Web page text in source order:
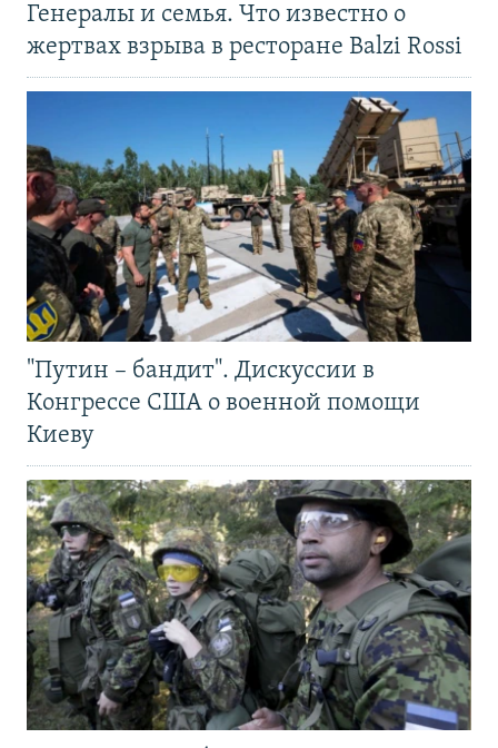
Генералы и семья. Что известно о
жертвах взрыва в ресторане Balzi Rossi
"Путин – бандит". Дискуссии в
Конгрессе США о военной помощи
Киеву